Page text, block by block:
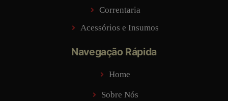
Correntaria
Acessórios e Insumos
Navegação Rápida
Home
Sobre Nós